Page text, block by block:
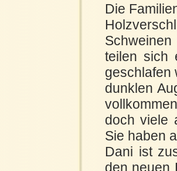
Die
teilen sich
geschlafen
dunklen
doch viele
Sie haben
Dani ist
den neuen